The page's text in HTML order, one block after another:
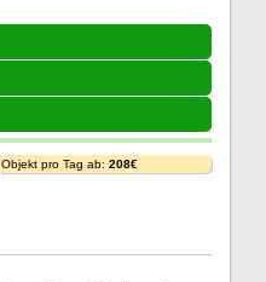
Objekt pro Tag ab: 208€